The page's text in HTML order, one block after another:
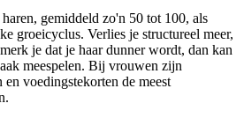
gemiddeld zo'n 50 tot 100, als
groeicyclus. Verlies je structureel meer,
je dat je haar dunner wordt, dan kan
meespelen. Bij vrouwen zijn
voedingstekorten de meest